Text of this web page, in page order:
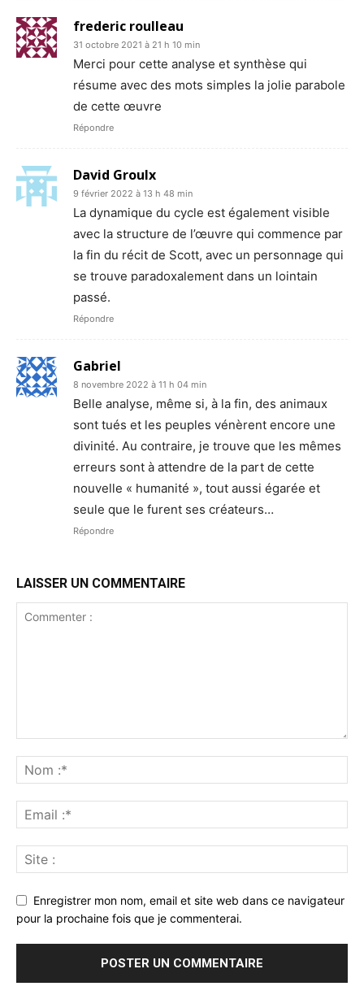
frederic roulleau
31 octobre 2021 à 21 h 10 min
Merci pour cette analyse et synthèse qui
résume avec des mots simples la jolie parabole
de cette œuvre
Répondre
David Groulx
9 février 2022 à 13 h 48 min
La dynamique du cycle est également visible
avec la structure de l’œuvre qui commence par
la fin du récit de Scott, avec un personnage qui
se trouve paradoxalement dans un lointain
passé.
Répondre
Gabriel
8 novembre 2022 à 11 h 04 min
Belle analyse, même si, à la fin, des animaux
sont tués et les peuples vénèrent encore une
divinité. Au contraire, je trouve que les mêmes
erreurs sont à attendre de la part de cette
nouvelle « humanité », tout aussi égarée et
seule que le furent ses créateurs…
Répondre
LAISSER UN COMMENTAIRE
Enregistrer mon nom, email et site web dans ce navigateur
pour la prochaine fois que je commenterai.